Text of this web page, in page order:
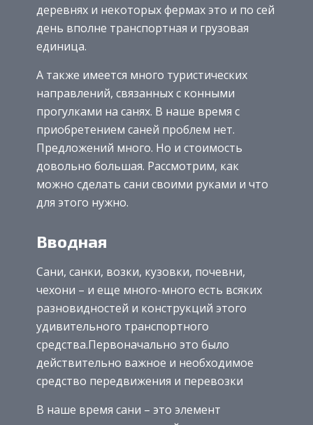
деревнях и некоторых фермах это и по сей
день вполне транспортная и грузовая
единица.
А также имеется много туристических
направлений, связанных с конными
прогулками на санях. В наше время с
приобретением саней проблем нет.
Предложений много. Но и стоимость
довольно большая. Рассмотрим, как
можно сделать сани своими руками и что
для этого нужно.
Вводная
Сани, санки, возки, кузовки, почевни,
чехони – и еще много-много есть всяких
разновидностей и конструкций этого
удивительного транспортного
средства.Первоначально это было
действительно важное и необходимое
средство передвижения и перевозки
В наше время сани – это элемент